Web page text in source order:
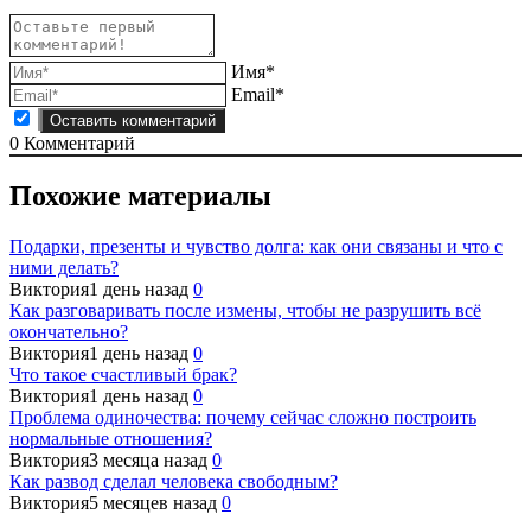
Имя*
Email*
0 Комментарий
Похожие материалы
Подарки, презенты и чувство долга: как они связаны и что с
ними делать?
Виктория1 день назад 0
Как разговаривать после измены, чтобы не разрушить всё
окончательно?
Виктория1 день назад 0
Что такое счастливый брак?
Виктория1 день назад 0
Проблема одиночества: почему сейчас сложно построить
нормальные отношения?
Виктория3 месяца назад 0
Как развод сделал человека свободным?
Виктория5 месяцев назад 0